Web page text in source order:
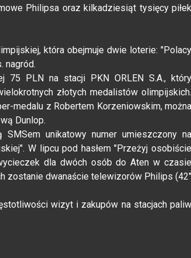
Philipsa oraz kilkadziesiąt tysięcy piłek
która obejmuje dwie loterie: "Polacy
nagród.
75 PLN na stacji PKN ORLEN S.A., który
złotych medalistów olimpijskich.
medalu z Robertem Korzeniowskim, można
Dunlop.
unikatowy numer umieszczony na
W lipcu pod hasłem "Przeżyj osobiście
dla dwóch osób do Aten w czasie
zostanie dwanaście telewizorów Philips (42"
wizyt i zakupów na stacjach paliw